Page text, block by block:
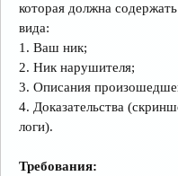
которая должна
вида:
1. Ваш ник;
2. Ник нарушителя;
3. Описания
4. Доказательства
логи).
Требования: